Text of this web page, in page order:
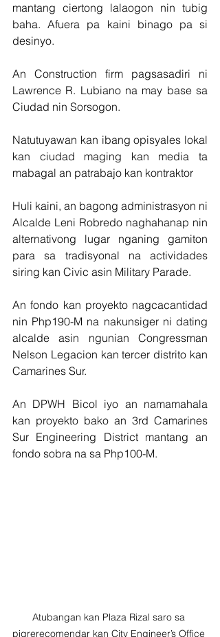
mantang ciertong lalaogon nin tubig
baha. Afuera pa kaini binago pa si
desinyo.
An Construction firm pagsasadiri ni
Lawrence R. Lubiano na may base sa
Ciudad nin Sorsogon.
Natutuyawan kan ibang opisyales lokal
kan ciudad maging kan media ta
mabagal an patrabajo kan kontraktor
Huli kaini, an bagong administrasyon ni
Alcalde Leni Robredo naghahanap nin
alternativong lugar nganing gamiton
para sa tradisyonal na actividades
siring kan Civic asin Military Parade.
An fondo kan proyekto nagcacantidad
nin Php190-M na nakunsiger ni dating
alcalde asin ngunian Congressman
Nelson Legacion kan tercer distrito kan
Camarines Sur.
An DPWH Bicol iyo an namamahala
kan proyekto bako an 3rd Camarines
Sur Engineering District mantang an
fondo sobra na sa Php100-M.
Atubangan kan Plaza Rizal saro sa
pigrerecomendar kan City Engineer’s Office